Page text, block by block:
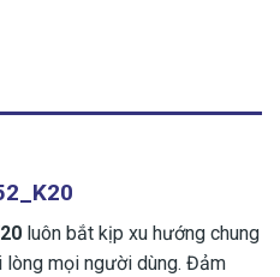
luôn bắt kịp xu hướng chung
lòng mọi người dùng. Đảm